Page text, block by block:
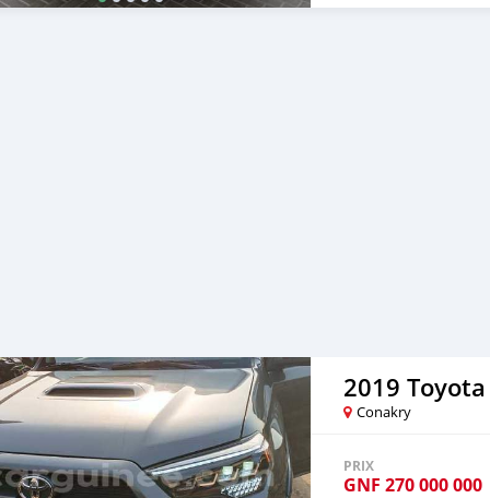
2019
Conakry
PRIX
GNF 270 000 000